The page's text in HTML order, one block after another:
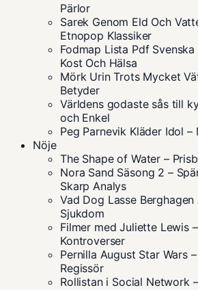
Pärlor
Sarek Genom Eld Och
Etnopop Klassiker
Fodmap Lista Pdf Svenska
Kost Och Hälsa
Mörk Urin Trots Mycket
Betyder
Världens godaste sås till
och Enkel
Peg Parnevik Kläder Idol
Nöje
The Shape of Water –
Nora Sand Säsong 2 –
Skarp Analys
Vad Dog Lasse Berghagen
Sjukdom
Filmer med Juliette Lewis
Kontroverser
Pernilla August Star Wars
Regissör
Rollistan i Social Network